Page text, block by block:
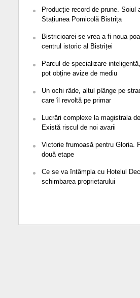
Producție record de prune. Soiul
Stațiunea Pomicolă Bistrița
Bistricioarei se vrea a fi noua
centrul istoric al Bistriței
Parcul de specializare
pot obține avize de mediu
Un ochi râde, altul plânge pe
care îl revoltă pe primar
Lucrări complexe la magistrala
Există riscul de noi avarii
Victorie frumoasă pentru Gloria.
două etape
Ce se va întâmpla cu Hotelul
schimbarea proprietarului